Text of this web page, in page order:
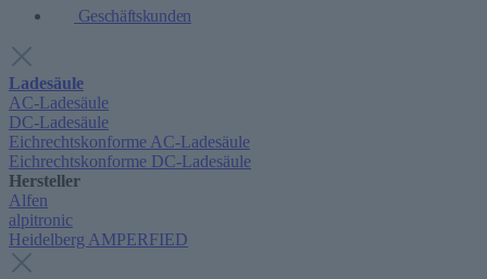
Geschäftskunden
Ladesäule
AC-Ladesäule
DC-Ladesäule
Eichrechtskonforme AC-Ladesäule
Eichrechtskonforme DC-Ladesäule
Hersteller
Alfen
alpitronic
Heidelberg AMPERFIED